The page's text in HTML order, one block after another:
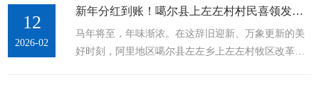
苦作业，...
起降，都是与自然博弈”——这样的形容并不为过。普
兰县高寒缺氧、地形复杂，交通瓶颈长期制约经济、
社会和民生的发展。作为西藏自治区第8个建成投用的
12
2026-02
新年分红到账！噶尔县上左左村村民喜领发展红利
马年将至，年味渐浓。在这辞旧迎新、万象更新的美
好时刻，阿里地区噶尔县左左乡上左左村牧区改革合